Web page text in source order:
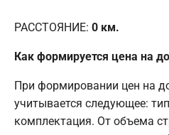
РАССТОЯНИЕ: 0 км.
Как формируется цена на
При формировании цен на
учитывается следующее:
комплектация. От объема